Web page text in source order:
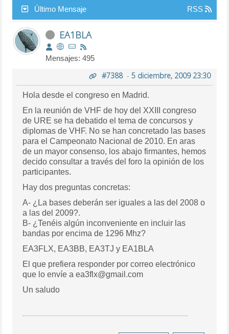
Último Mensaje RSS
EA1BLA
Mensajes: 495
#7388- 5 diciembre, 2009 23:30
Hola desde el congreso en Madrid.
En la reunión de VHF de hoy del XXIII congreso
de URE se ha debatido el tema de concursos y
diplomas de VHF. No se han concretado las bases
para el Campeonato Nacional de 2010. En aras
de un mayor consenso, los abajo firmantes, hemos
decido consultar a través del foro la opinión de los
participantes.
Hay dos preguntas concretas:
A- ¿La bases deberán ser iguales a las del 2008 o
a las del 2009?.
B- ¿Tenéis algún inconveniente en incluir las
bandas por encima de 1296 Mhz?
EA3FLX, EA3BB, EA3TJ y EA1BLA
El que prefiera responder por correo electrónico
que lo envíe a ea3flx@gmail.com
Un saludo